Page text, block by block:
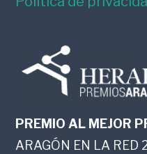
PREMIO AL MEJOR
ARAGÓN EN LA RED